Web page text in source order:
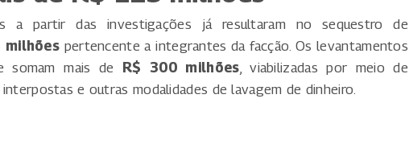
a partir das investigações já resultaram no sequestro de
milhões pertencente a integrantes da facção. Os levantamentos
somam mais de
R$ 300 milhões, viabilizadas por meio de
interpostas e outras modalidades de lavagem de dinheiro.